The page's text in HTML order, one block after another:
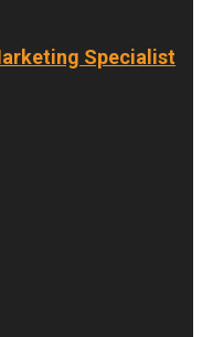
Specialist